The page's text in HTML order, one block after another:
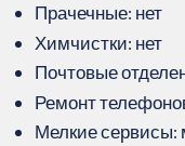
Прачечные: нет
Химчистки: нет
Почтовые
Ремонт
Мелкие